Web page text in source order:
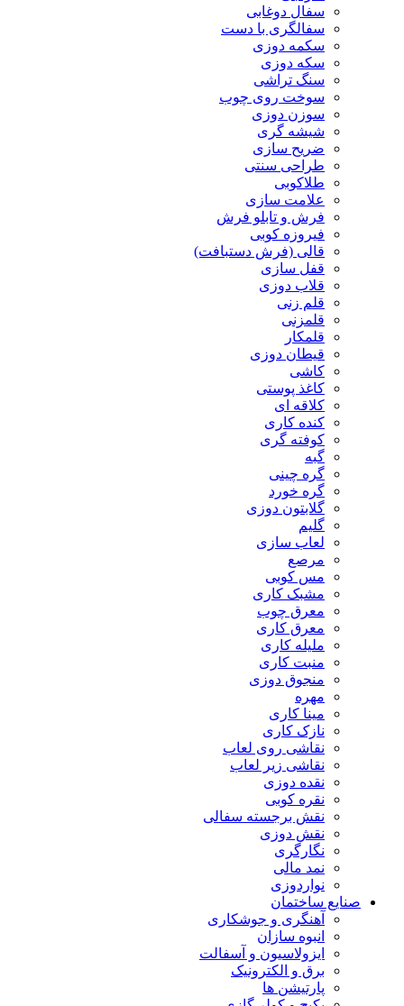
سفال دوغابی
سفالگری با دست
سکمه دوزی
سکه دوزی
سنگ تراشی
سوخت روی چوب
سوزن دوزی
شیشه گری
ضریح سازی
طراحی سنتی
طلاکوبی
علامت سازی
فرش و تابلو فرش
فیروزه کوبی
قالی (فرش دستبافت)
قفل سازی
قلاب دوزی
قلم زنی
قلمزنی
قلمکار
قیطان دوزی
کاشی
کاغذ پوستی
کلاقه ای
کنده کاری
کوفته گری
گبه
گره چینی
گره خورد
گلابتون دوزی
گلیم
لعاب سازی
مرصع
مس کوبی
مشبک کاری
معرق چوب
معرق کاری
مليله کاری
منبت کاری
منجوق دوزی
مهره
مینا کاری
نازک کاری
نقاشی روی لعاب
نقاشی زیر لعاب
نقده دوزی
نقره کوبی
نقش برجسته سفالی
نقش دوزی
نگارگری
نمد مالی
نواردوزی
صنایع ساختمان
آهنگری و جوشکاری
انبوه سازان
ایزولاسیون و آسفالت
برق و الکترونیک
پارتیشن ها